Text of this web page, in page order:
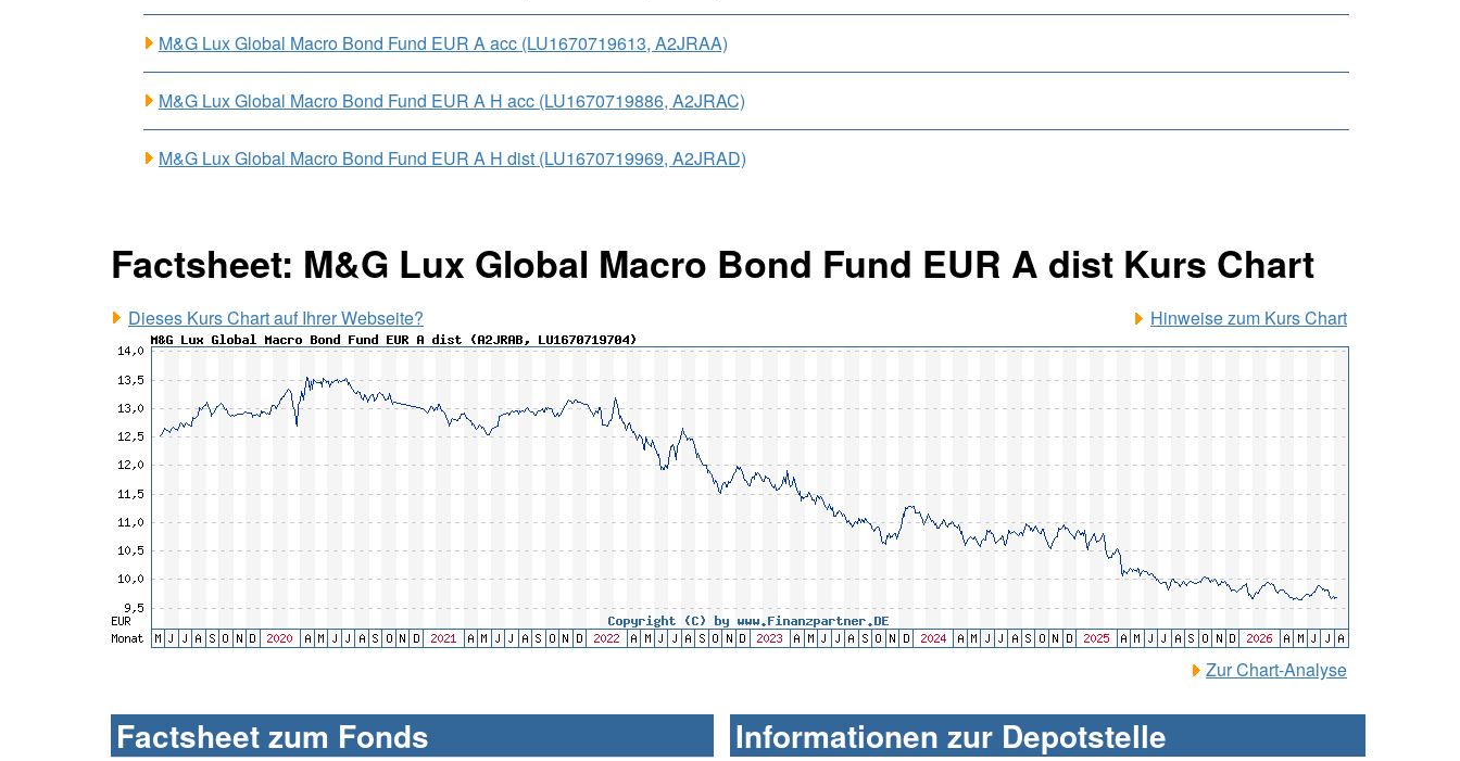
M&G Lux Global Macro Bond Fund EUR A acc (LU1670719613, A2JRAA)
M&G Lux Global Macro Bond Fund EUR A H acc (LU1670719886, A2JRAC)
M&G Lux Global Macro Bond Fund EUR A H dist (LU1670719969, A2JRAD)
Factsheet: M&G Lux Global Macro Bond Fund EUR A dist Kurs Chart
Dieses Kurs Chart auf Ihrer Webseite? Hinweise zum Kurs Chart
Zur Chart-Analyse
Factsheet zum Fonds Informationen zur Depotstelle